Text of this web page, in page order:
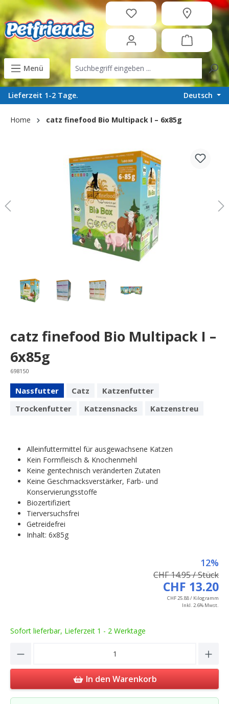
content
Menü
Lieferzeit 1-2 Tage. Deutsch
Home catz finefood Bio Multipack I – 6x85g
catz finefood Bio Multipack I –
6x85g
698150
Nassfutter Catz
Katzenfutter
Trockenfutter
Katzensnacks Katzenstreu
Alleinfuttermittel für ausgewachsene Katzen
Kein Formfleisch & Knochenmehl
Keine gentechnisch veränderten Zutaten
Keine Geschmacksverstärker, Farb- und
Konservierungsstoffe
Biozertifiziert
Tierversuchsfrei
Getreidefrei
Inhalt: 6x85g
12%
CHF 14.95 / Stück
CHF 13.20
CHF 25.88 / Kilogramm
Inkl. 2.6% Mwst.
Sofort lieferbar, Lieferzeit 1 - 2 Werktage
Product Quantity: Enter the desired
In den Warenkorb